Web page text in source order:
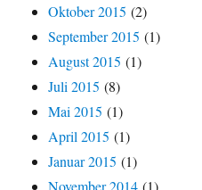
Oktober 2015 (2)
September 2015 (1)
August 2015 (1)
Juli 2015 (8)
Mai 2015 (1)
April 2015 (1)
Januar 2015 (1)
November 2014 (1)